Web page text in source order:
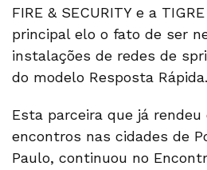
FIRE & SECURITY e a
principal elo o fato de ser
instalações de redes de
do modelo Resposta Rápida.
Esta parceira que já rendeu
encontros nas cidades de
Paulo, continuou no